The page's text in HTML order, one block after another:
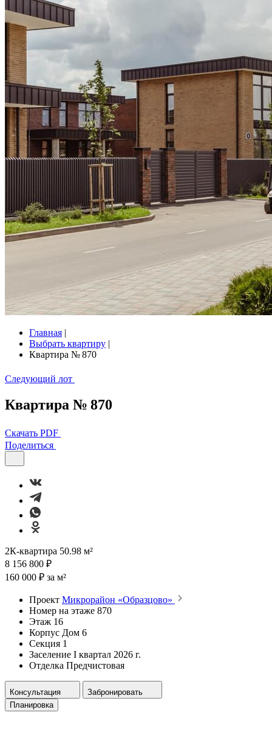
Главная |
Выбрать квартиру |
Квартира № 870
Следующий лот
Квартира № 870
Скачать PDF
Поделиться
2К-квартира 50.98 м²
8 156 800 ₽
160 000 ₽ за м²
Проект Микрорайон «Образцово»
Номер на этаже 870
Этаж 16
Корпус Дом 6
Секция 1
Заселение I квартал 2026 г.
Отделка Предчистовая
Консультация
Забронировать
Планировка